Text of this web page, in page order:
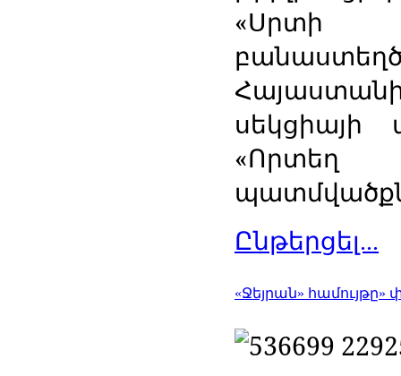
«Սրտի
Հայաստանի
սեկցիայի
«Որտեղ
Ընթերցել...
«Ջեյրան»